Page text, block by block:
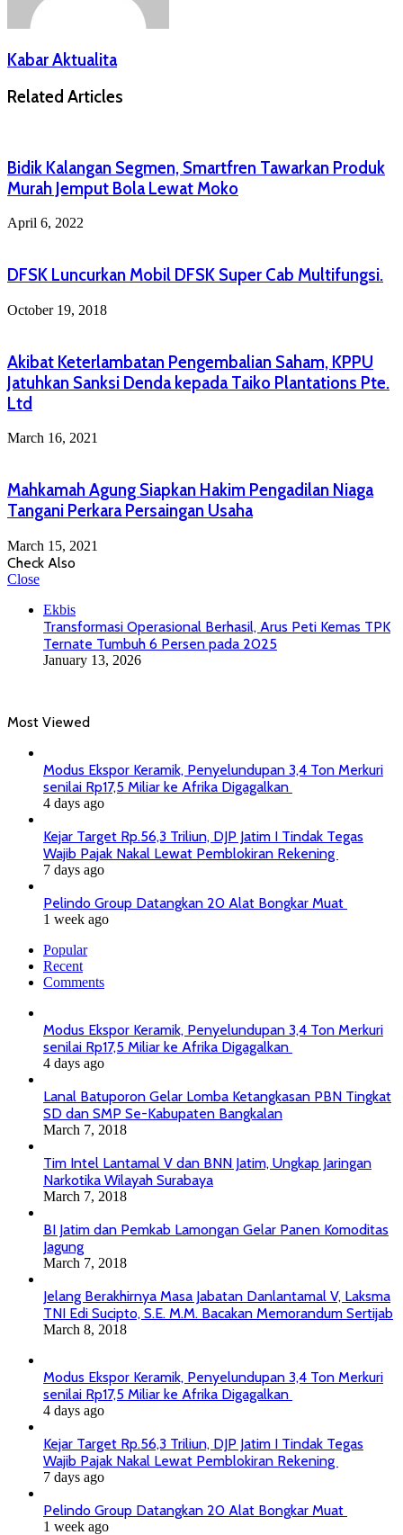
Kabar Aktualita
Related Articles
Bidik Kalangan Segmen, Smartfren Tawarkan Produk
Murah Jemput Bola Lewat Moko
April 6, 2022
DFSK Luncurkan Mobil DFSK Super Cab Multifungsi.
October 19, 2018
Akibat Keterlambatan Pengembalian Saham, KPPU
Jatuhkan Sanksi Denda kepada Taiko Plantations Pte.
Ltd
March 16, 2021
Mahkamah Agung Siapkan Hakim Pengadilan Niaga
Tangani Perkara Persaingan Usaha
March 15, 2021
Check Also
Close
Ekbis
Transformasi Operasional Berhasil, Arus Peti Kemas TPK
Ternate Tumbuh 6 Persen pada 2025
January 13, 2026
Most Viewed
Modus Ekspor Keramik, Penyelundupan 3,4 Ton Merkuri
senilai Rp17,5 Miliar ke Afrika Digagalkan
4 days ago
Kejar Target Rp.56,3 Triliun, DJP Jatim I Tindak Tegas
Wajib Pajak Nakal Lewat Pemblokiran Rekening
7 days ago
Pelindo Group Datangkan 20 Alat Bongkar Muat
1 week ago
Popular
Recent
Comments
Modus Ekspor Keramik, Penyelundupan 3,4 Ton Merkuri
senilai Rp17,5 Miliar ke Afrika Digagalkan
4 days ago
Lanal Batuporon Gelar Lomba Ketangkasan PBN Tingkat
SD dan SMP Se-Kabupaten Bangkalan
March 7, 2018
Tim Intel Lantamal V dan BNN Jatim, Ungkap Jaringan
Narkotika Wilayah Surabaya
March 7, 2018
BI Jatim dan Pemkab Lamongan Gelar Panen Komoditas
Jagung
March 7, 2018
Jelang Berakhirnya Masa Jabatan Danlantamal V, Laksma
TNI Edi Sucipto, S.E. M.M. Bacakan Memorandum Sertijab
March 8, 2018
Modus Ekspor Keramik, Penyelundupan 3,4 Ton Merkuri
senilai Rp17,5 Miliar ke Afrika Digagalkan
4 days ago
Kejar Target Rp.56,3 Triliun, DJP Jatim I Tindak Tegas
Wajib Pajak Nakal Lewat Pemblokiran Rekening
7 days ago
Pelindo Group Datangkan 20 Alat Bongkar Muat
1 week ago